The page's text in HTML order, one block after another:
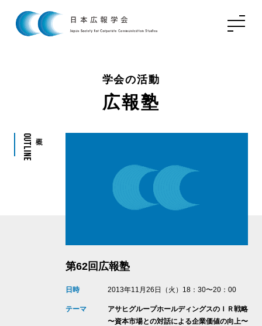
学会の活動
広報塾
Outline
第62回広報塾
日時 2013年11月26日（火）18：30〜20：00
テーマ
アサヒグループホールディングスのＩＲ戦略
〜資本市場との対話による企業価値の向上〜